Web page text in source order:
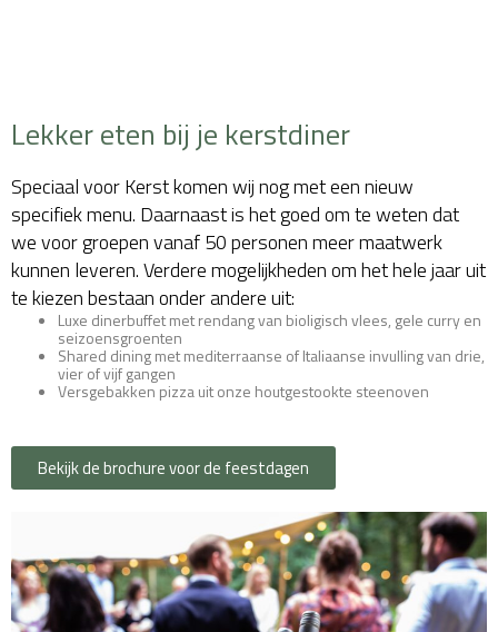
Lekker eten bij je kerstdiner
Speciaal voor Kerst komen wij nog met een nieuw
specifiek menu. Daarnaast is het goed om te weten dat
we voor groepen vanaf 50 personen meer maatwerk
kunnen leveren. Verdere mogelijkheden om het hele jaar uit
te kiezen bestaan onder andere uit:
Luxe dinerbuffet met rendang van bioligisch vlees, gele curry en
seizoensgroenten
Shared dining met mediterraanse of Italiaanse invulling van drie,
vier of vijf gangen
Versgebakken pizza uit onze houtgestookte steenoven
Bekijk de brochure voor de feestdagen